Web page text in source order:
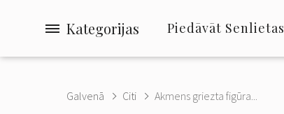
Kategorijas Piedāvāt Senlietas
Galvenā Citi Akmens griezta figūra...